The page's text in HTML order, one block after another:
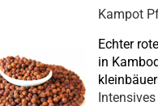
Kampot
Echter
in